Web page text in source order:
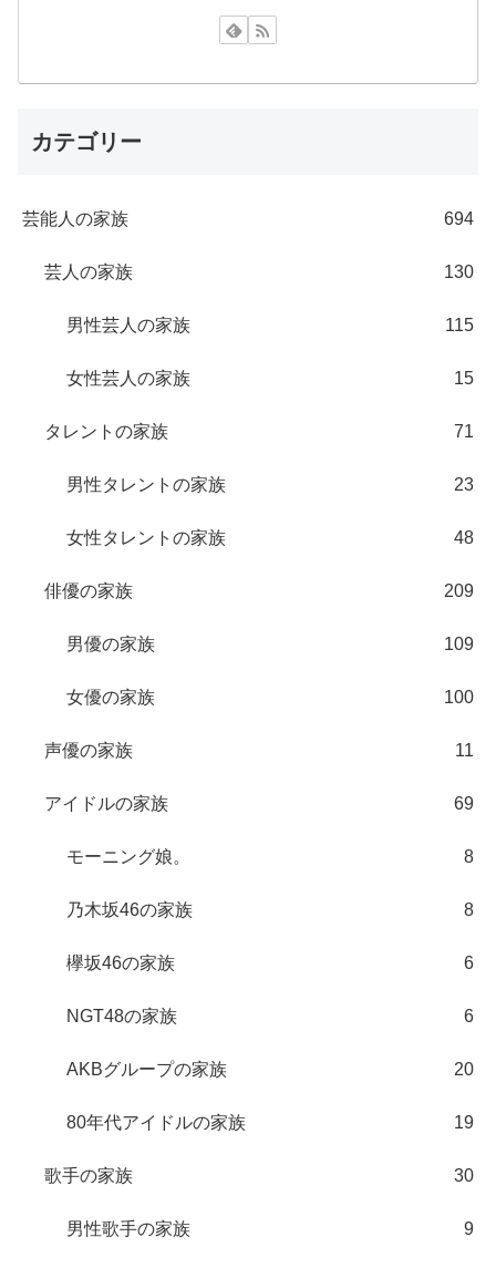
カテゴリー
芸能人の家族 694
芸人の家族 130
男性芸人の家族 115
女性芸人の家族 15
タレントの家族 71
男性タレントの家族 23
女性タレントの家族 48
俳優の家族 209
男優の家族 109
女優の家族 100
声優の家族 11
アイドルの家族 69
モーニング娘。 8
乃木坂46の家族 8
欅坂46の家族 6
NGT48の家族 6
AKBグループの家族 20
80年代アイドルの家族 19
歌手の家族 30
男性歌手の家族 9